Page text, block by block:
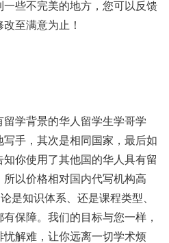
些不完美的地方，您可以反馈
至满意为止！
学背景的华人留学生学哥学
手，其次是相同国家，最后如
你使用了其他国的华人具有留
以价格相对国内代写机构高
是知识体系、还是课程类型、
保障。我们的目标与您一样，
解难，让你远离一切学术烦